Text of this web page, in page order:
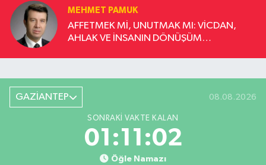
MEHMET PAMUK
AFFETMEK Mİ, UNUTMAK MI: VİCDAN,
AHLAK VE İNSANIN DÖNÜŞÜM
GAZİANTEP 08.08.2026
SONRAKI VAKTE KALAN
01:11:01
Öğle Namazı